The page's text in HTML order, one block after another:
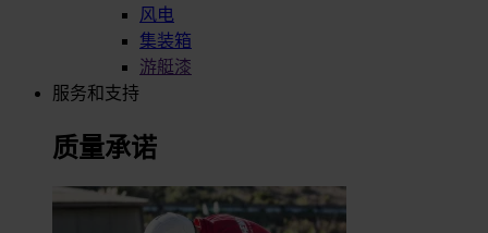
风电
集装箱
游艇漆
服务和支持
质量承诺